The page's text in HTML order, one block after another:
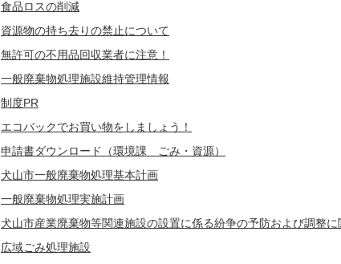
食品ロスの削減
資源物の持ち去りの禁止について
無許可の不用品回収業者に注意！
一般廃棄物処理施設維持管理情報
制度PR
エコバックでお買い物をしましょう！
申請書ダウンロード（環境課 ごみ・資源）
犬山市一般廃棄物処理基本計画
一般廃棄物処理実施計画
犬山市産業廃棄物等関連施設の設置に係る紛争の予防および調整に
広域ごみ処理施設